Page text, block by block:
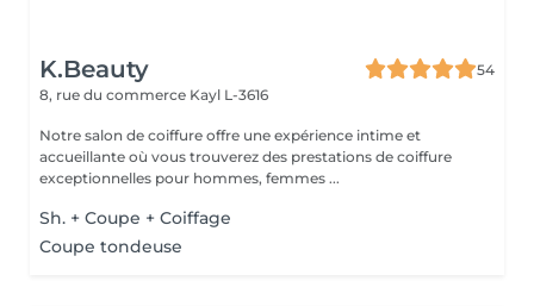
K.Beauty
54
8, rue du commerce Kayl L-3616
Notre salon de coiffure offre une expérience intime et
accueillante où vous trouverez des prestations de coiffure
exceptionnelles pour hommes, femmes ...
Sh. + Coupe + Coiffage
Coupe tondeuse